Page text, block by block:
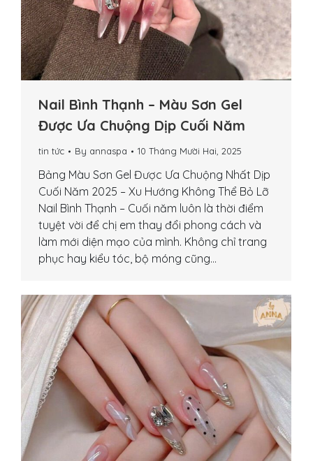
Nail Bình Thạnh – Màu Sơn Gel
Được Ưa Chuộng Dịp Cuối Năm
tin tức By annaspa 10 Tháng Mười Hai, 2025
Bảng Màu Sơn Gel Được Ưa Chuộng Nhất Dịp
Cuối Năm 2025 – Xu Hướng Không Thể Bỏ Lỡ
Nail Bình Thạnh – Cuối năm luôn là thời điểm
tuyệt vời để chị em thay đổi phong cách và
làm mới diện mạo của mình. Không chỉ trang
phục hay kiểu tóc, bộ móng cũng…